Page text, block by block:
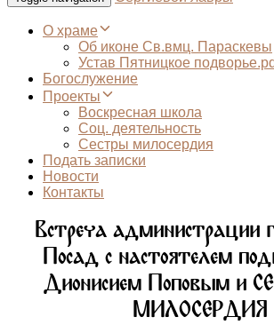
О храме
Об иконе Св.вмц. Параскевы
Устав Пятницкое
Богослужение
Проекты
Воскресная школа
Соц. деятельность
Сестры милосердия
Подать записки
Новости
Контакты
Встреча администрации
Посад с настоятелем
Дионисием Поповым и
МИЛОСЕРДИЯ